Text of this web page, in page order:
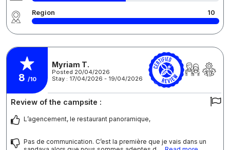
Region 10
8 /10
Myriam T.
Posted 20/04/2026
Stay : 17/04/2026 - 19/04/2026
Review of the campsite :
L’agencement, le restaurant panoramique,
Pas de communication. C’est la première que je vais dans un